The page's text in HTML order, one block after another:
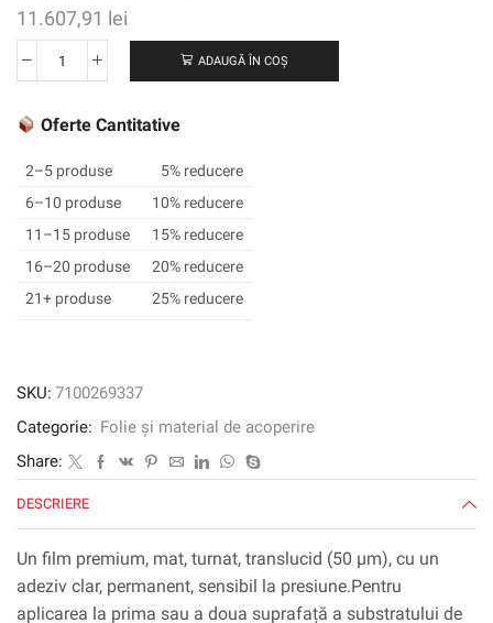
11.607,91 lei
Cantitate
™
™
Film
grafic
translucid
3630-
106,
mm
45,72
m
ADAUGĂ ÎN COȘ
Oferte Cantitative
2–5 produse
5% reducere
6–10 produse
10% reducere
11–15 produse
15% reducere
16–20 produse
20% reducere
21+ produse
25% reducere
SKU: 7100269337
Categorie: Folie și material de acoperire
Share:
DESCRIERE
Un film premium, mat, turnat, translucid (50 µm), cu un
adeziv clar, permanent, sensibil la presiune.Pentru
aplicarea la prima sau a doua suprafață a substratului de